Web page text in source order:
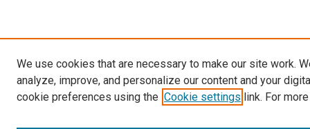
We use cookies that are necessary to make our site work.
analyze, improve, and personalize our content and your
cookie preferences using the Cookie settings link. For